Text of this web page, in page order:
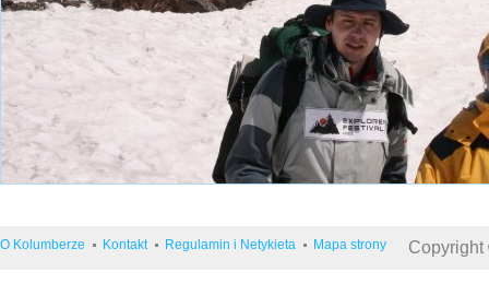
O Kolumberze Kontakt Regulamin i Netykieta Mapa strony